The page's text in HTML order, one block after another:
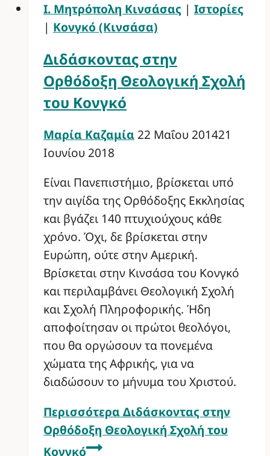
Ι. Μητρόπολη Κινσάσας | Ιστορίες
| Κονγκό (Κινσάσα)
Διδάσκoντας στην
Ορθόδοξη Θεολογική Σχολή
του Κονγκό
Μαρία Καζαμία 22 Μαΐου 201421
Ιουνίου 2018
Είναι Πανεπιστήμιο, βρίσκεται υπό
την αιγίδα της Ορθόδοξης Εκκλησίας
και βγάζει 140 πτυχιούχους κάθε
χρόνο. Όχι, δε βρίσκεται στην
Ευρώπη, ούτε στην Αμερική.
Βρίσκεται στην Κινσάσα του Κονγκό
και περιλαμβάνει Θεολογική Σχολή
και Σχολή Πληροφορικής. Ήδη
αποφοίτησαν οι πρώτοι θεολόγοι,
που θα οργώσουν τα πονεμένα
χώματα της Αφρικής, για να
διαδώσουν το μήνυμα του Χριστού.
Περισσότερα Διδάσκoντας στην
Ορθόδοξη Θεολογική Σχολή του
Κονγκό